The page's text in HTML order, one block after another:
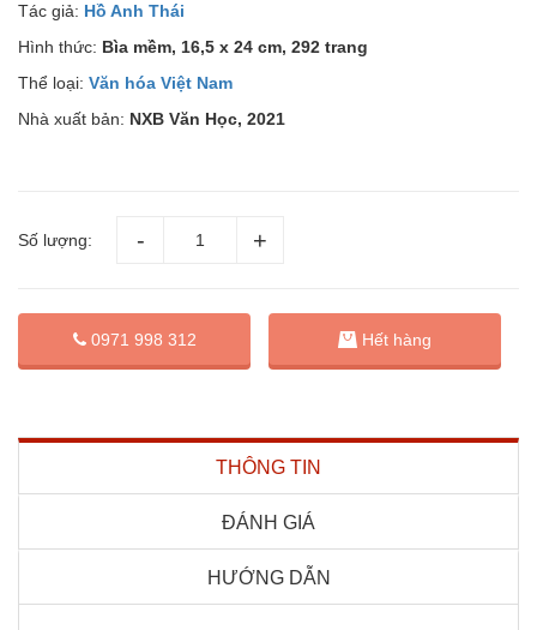
Tác giả: Hồ Anh Thái
Hình thức: Bìa mềm, 16,5 x 24 cm, 292 trang
Thể loại: Văn hóa Việt Nam
Nhà xuất bản: NXB Văn Học, 2021
Số lượng:
0971 998 312 Hết hàng
THÔNG TIN
ĐÁNH GIÁ
HƯỚNG DẪN